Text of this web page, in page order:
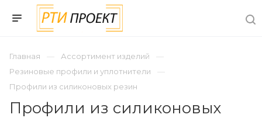
Главная
Ассортимент изделий
Резиновые профили и уплотнители
Профили из силиконовых резин
Профили из силиконовых